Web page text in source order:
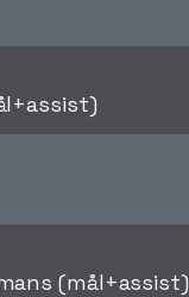
(mål+assist)